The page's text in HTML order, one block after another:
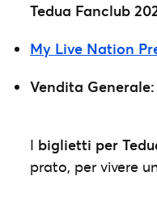
Tedua Fanclub
My Live Nation
Vendita Generale:
I biglietti per
prato, per vivere